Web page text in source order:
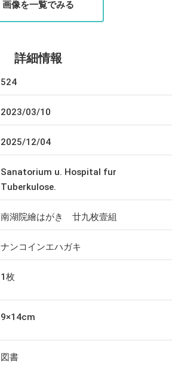
画像を一覧でみる
詳細情報
524
2023/03/10
2025/12/04
Sanatorium u. Hospital fur
Tuberkulose.
南湖院繪はがき 廿九枚壹組
ナンコインエハガキ
1枚
9×14cm
図書